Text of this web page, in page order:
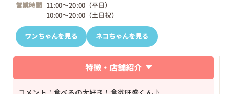
営業時間 11:00～20:00（平日）
10:00～20:00（土日祝）
ワンちゃんを見る ネコちゃんを見る
特徴・店舗紹介